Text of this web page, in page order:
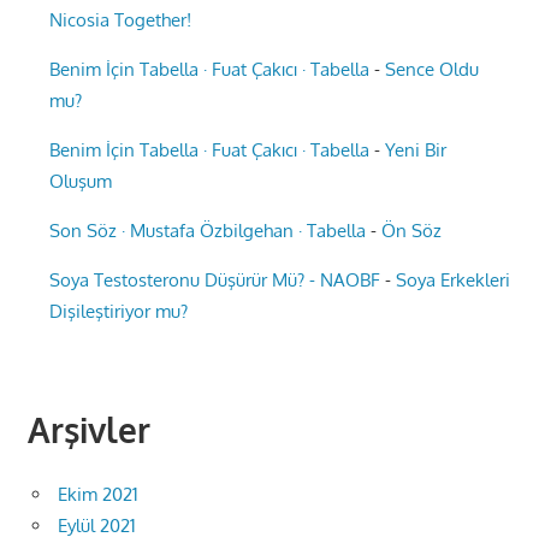
Nicosia Together!
Benim İçin Tabella · Fuat Çakıcı · Tabella -Sence Oldu
mu?
Benim İçin Tabella · Fuat Çakıcı · Tabella -Yeni Bir
Oluşum
Son Söz · Mustafa Özbilgehan · Tabella -Ön Söz
Soya Testosteronu Düşürür Mü? - NAOBF -Soya Erkekleri
Dişileştiriyor mu?
Arşivler
Ekim 2021
Eylül 2021